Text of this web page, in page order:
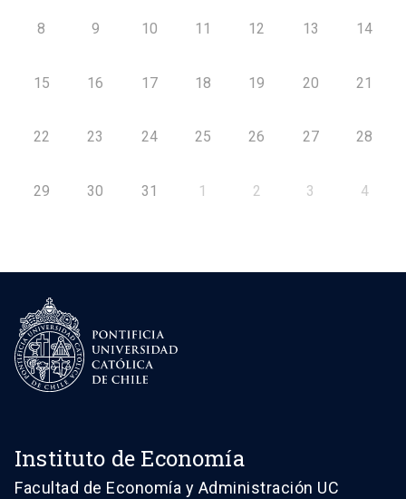
8 9 10 11 12 13 14
15 16 17 18 19 20 21
22 23 24 25 26 27 28
29 30 31 1 2 3 4
Instituto de Economía
Facultad de Economía y Administración UC